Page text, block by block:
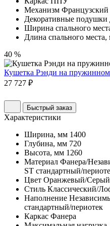
Механизм Французский
Декоративные подушки
Ширина спального
Длина спального
40 %
Кушетка Рэнди на
27 727 ₽
Быстрый заказ
Характеристики
Ширина, мм 1400
Глубина, мм 720
Высота, мм 1260
Материал Фанера/
ST стандартный/
Цвет Оранжевый/Серый
Стиль Классический/
Наполнение
стандартный/периотек
Каркас Фанера